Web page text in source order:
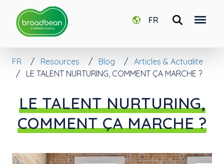
FR
FR Resources Blog
Articles & Actualite
LE TALENT NURTURING, COMMENT ÇA MARCHE ?
LE TALENT NURTURING,
COMMENT ÇA MARCHE ?